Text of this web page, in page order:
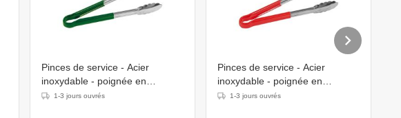
Pinces de service - Acier
inoxydable - poignée en
plastique résistant à la chaleur -
1-3 jours ouvrés
Pinces de service - Acier
inoxydable - poignée en
plastique résistant à la chaleur -
1-3 jours ouvrés